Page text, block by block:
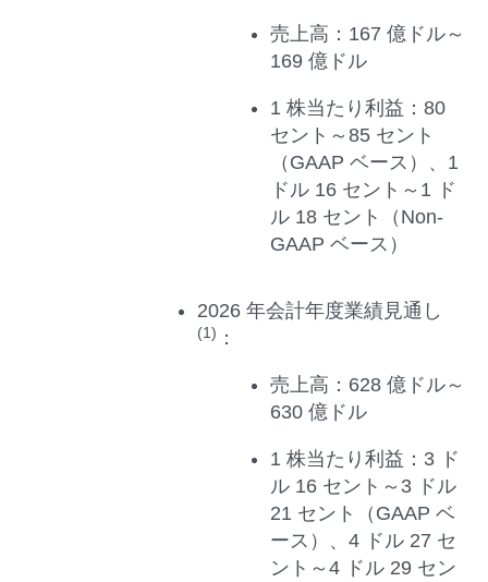
売上高： 167 億ドル～
169 億ドル
1 株当たり利益： 80
セント～85 セント
（GAAP ベース）、1
ドル 16 セント～1 ド
ル 18 セント（Non-
GAAP ベース）
2026 年会計年度業績見通し
(1) ：
売上高： 628 億ドル～
630 億ドル
1 株当たり利益： 3 ド
ル 16 セント～3 ドル
21 セント（GAAP ベ
ース）、4 ドル 27 セ
ント～4 ドル 29 セン